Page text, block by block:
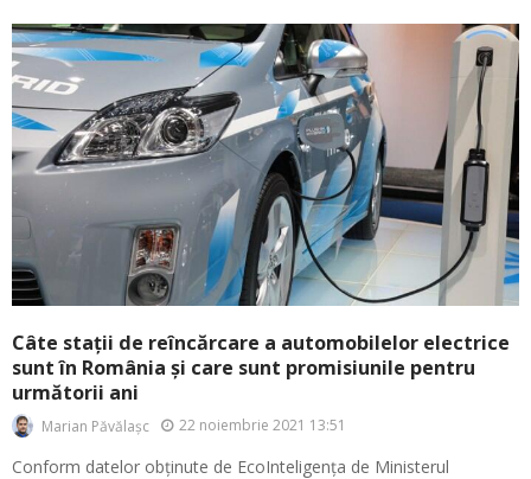
Câte stații de reîncărcare a automobilelor electrice
sunt în România și care sunt promisiunile pentru
următorii ani
Marian Păvălașc 22 noiembrie 2021 13:51
Conform datelor obținute de EcoInteligența de Ministerul